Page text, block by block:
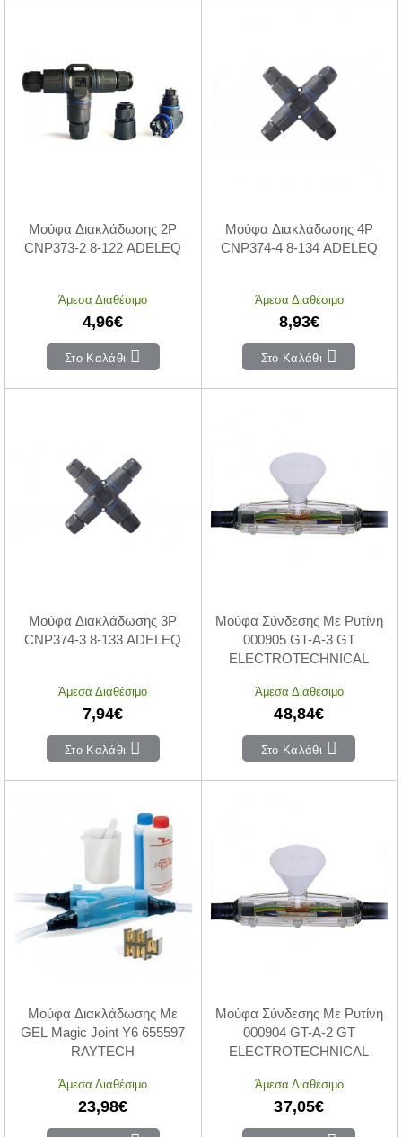
Μούφα Διακλάδωσης 2P
CNP373-2 8-122 ADELEQ
Άμεσα Διαθέσιμο
4,96€
Στο Καλάθι
Μούφα Διακλάδωσης 4P
CNP374-4 8-134 ADELEQ
Άμεσα Διαθέσιμο
8,93€
Στο Καλάθι
Μούφα Διακλάδωσης 3P
CNP374-3 8-133 ADELEQ
Άμεσα Διαθέσιμο
7,94€
Στο Καλάθι
Μούφα Σύνδεσης Με Ρυτίνη
000905 GT-A-3 GT
ELECTROTECHNICAL
Άμεσα Διαθέσιμο
48,84€
Στο Καλάθι
Μούφα Διακλάδωσης Με
GEL Magic Joint Y6 655597
RAYTECH
Άμεσα Διαθέσιμο
23,98€
Μούφα Σύνδεσης Με Ρυτίνη
000904 GT-A-2 GT
ELECTROTECHNICAL
Άμεσα Διαθέσιμο
37,05€